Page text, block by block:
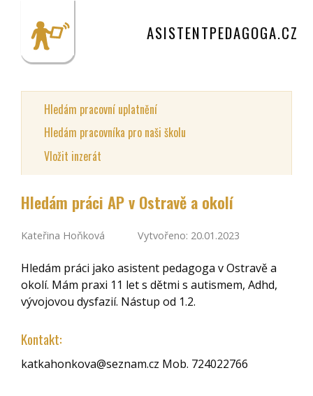
ASISTENTPEDAGOGA.CZ
Hledám pracovní uplatnění
Hledám pracovníka pro naši školu
Vložit inzerát
Hledám práci AP v Ostravě a okolí
Kateřina Hoňková Vytvořeno: 20.01.2023
Hledám práci jako asistent pedagoga v Ostravě a
okolí. Mám praxi 11 let s dětmi s autismem, Adhd,
vývojovou dysfazií. Nástup od 1.2.
Kontakt:
katkahonkova@seznam.cz Mob. 724022766